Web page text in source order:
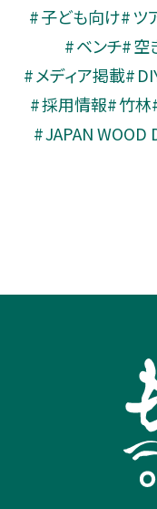
子ども向け
ツ
ベンチ 空
メディア掲載
採用情報 竹林
JAPAN WOOD